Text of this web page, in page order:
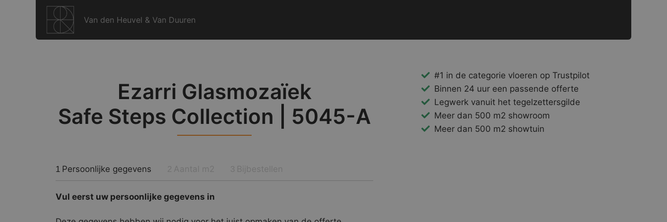
Van den Heuvel & Van Duuren
Ezarri Glasmozaïek
Safe Steps Collection | 5045-A
1 Persoonlijke gegevens
Vul eerst uw persoonlijke gegevens in
#1 in de categorie vloeren op Trustpilot
Binnen 24 uur een passende offerte
Legwerk vanuit het tegelzettersgilde
Meer dan 500 m2 showroom
Meer dan 500 m2 showtuin